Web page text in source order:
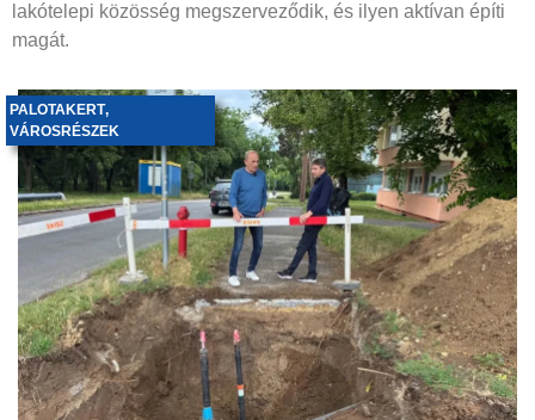
lakótelepi közösség megszerveződik, és ilyen aktívan építi
magát.
PALOTAKERT,
VÁROSRÉSZEK